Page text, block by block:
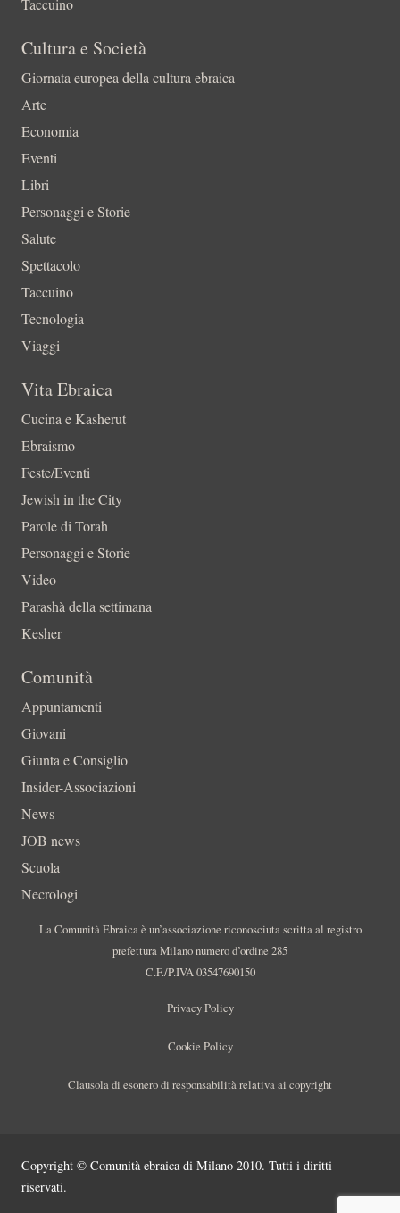
Cultura e Società
Giornata europea della cultura ebraica
Arte
Economia
Eventi
Libri
Personaggi e Storie
Salute
Spettacolo
Taccuino
Tecnologia
Viaggi
Vita Ebraica
Cucina e Kasherut
Ebraismo
Feste/Eventi
Jewish in the City
Parole di Torah
Personaggi e Storie
Video
Parashà della settimana
Kesher
Comunità
Appuntamenti
Giovani
Giunta e Consiglio
Insider-Associazioni
News
JOB news
Scuola
Necrologi
La Comunità Ebraica è un’associazione riconosciuta scritta al registro
prefettura Milano numero d’ordine 285
C.F./P.IVA 03547690150
Privacy Policy
Cookie Policy
Clausola di esonero di responsabilità relativa ai copyright
Copyright © Comunità ebraica di Milano 2010. Tutti i diritti
riservati.